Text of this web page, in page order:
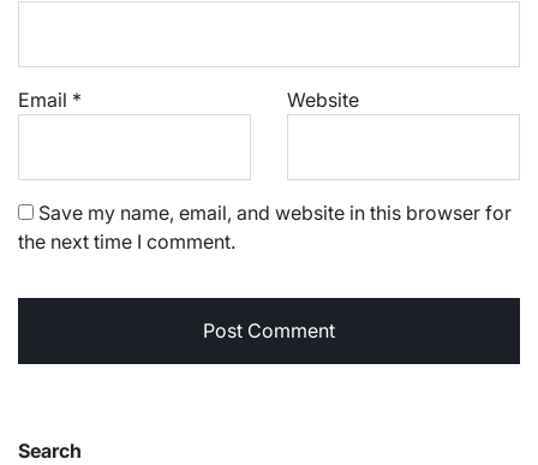
Email * Website
Save my name, email, and website in this browser for
the next time I comment.
Search